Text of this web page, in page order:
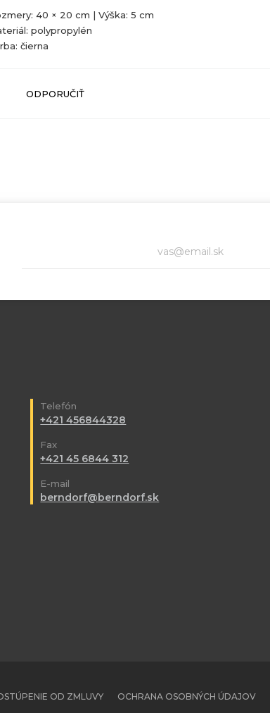
40 × 20 cm | Výška: 5 cm
polypropylén
čierna
ODPORUČIŤ
Telefón
+421 456844328
Fax
+421 45 6844 312
E-mail
berndorf@berndorf.sk
OD ZMLUVY OCHRANA OSOBNÝCH ÚDAJOV